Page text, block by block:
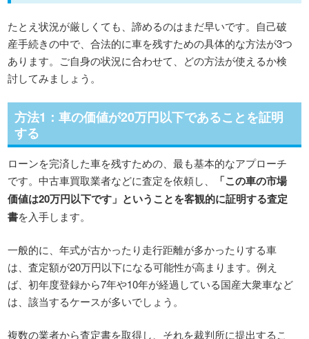
たとえ状況が厳しくても、諦めるのはまだ早いです。自己破
産手続きの中で、合法的に車を残すための具体的な方法が3つ
あります。ご自身の状況に合わせて、どの方法が使えるか検
討してみましょう。
方法1：車の価値が20万円以下であることを証明
する
ローンを完済した車を残すための、最も基本的なアプローチ
です。中古車買取業者などに査定を依頼し、
「この車の市場
価値は20万円以下です」ということを客観的に証明する査定
書を入手します。
一般的に、年式が古かったり走行距離が多かったりする車
は、査定額が20万円以下になる可能性が高まります。例え
ば、初年度登録から7年や10年が経過している国産大衆車など
は、該当するケースが多いでしょう。
複数の業者から査定書を取得し、それを裁判所に提出するこ